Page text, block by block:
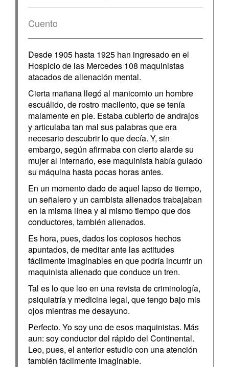
Cuento
Desde 1905 hasta 1925 han ingresado en el
Hospicio de las Mercedes 108 maquinistas
atacados de alienación mental.
Cierta mañana llegó al manicomio un hombre
escuálido, de rostro macilento, que se tenía
malamente en pie. Estaba cubierto de andrajos
y articulaba tan mal sus palabras que era
necesario descubrir lo que decía. Y, sin
embargo, según afirmaba con cierto alarde su
mujer al internarlo, ese maquinista había guiado
su máquina hasta pocas horas antes.
En un momento dado de aquel lapso de tiempo,
un señalero y un cambista alienados trabajaban
en la misma línea y al mismo tiempo que dos
conductores, también alienados.
Es hora, pues, dados los copiosos hechos
apuntados, de meditar ante las actitudes
fácilmente imaginables en que podría incurrir un
maquinista alienado que conduce un tren.
Tal es lo que leo en una revista de criminología,
psiquiatría y medicina legal, que tengo bajo mis
ojos mientras me desayuno.
Perfecto. Yo soy uno de esos maquinistas. Más
aun: soy conductor del rápido del Continental.
Leo, pues, el anterior estudio con una atención
también fácilmente imaginable.